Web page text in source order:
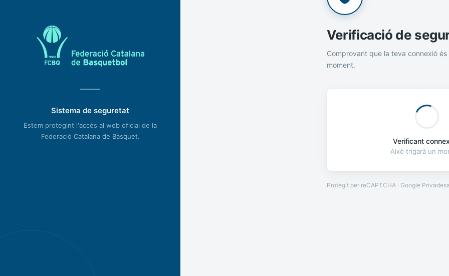
Sistema de seguretat
Estem protegint l'accés al web oficial de la
Federació Catalana de Bàsquet.
Verificació de
Comprovant que la teva connexió és
moment.
Verificant
Això trigarà un
Protegit per reCAPTCHA · Google Privadesa